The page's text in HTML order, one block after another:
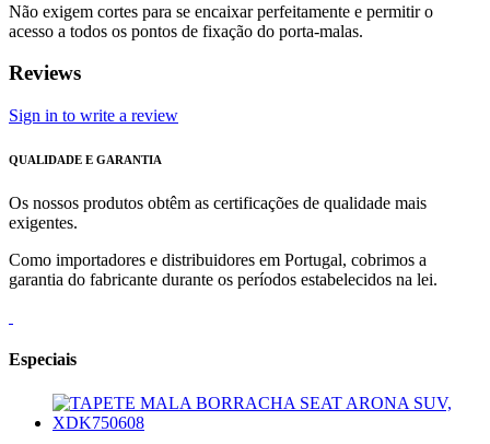
Não exigem cortes para se encaixar perfeitamente e permitir o
acesso a todos os pontos de fixação do porta-malas.
Reviews
Sign in to write a review
QUALIDADE E GARANTIA
Os nossos produtos obtêm as certificações de qualidade mais
exigentes.
Como importadores e distribuidores em Portugal, cobrimos a
garantia do fabricante durante os períodos estabelecidos na lei.
Especiais